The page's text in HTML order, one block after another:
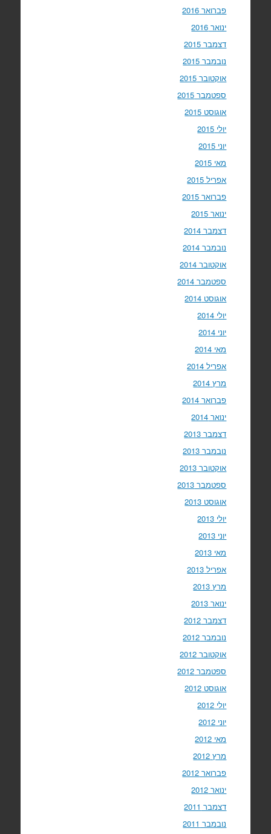
פברואר 2016
ינואר 2016
דצמבר 2015
נובמבר 2015
אוקטובר 2015
ספטמבר 2015
אוגוסט 2015
יולי 2015
יוני 2015
מאי 2015
אפריל 2015
פברואר 2015
ינואר 2015
דצמבר 2014
נובמבר 2014
אוקטובר 2014
ספטמבר 2014
אוגוסט 2014
יולי 2014
יוני 2014
מאי 2014
אפריל 2014
מרץ 2014
פברואר 2014
ינואר 2014
דצמבר 2013
נובמבר 2013
אוקטובר 2013
ספטמבר 2013
אוגוסט 2013
יולי 2013
יוני 2013
מאי 2013
אפריל 2013
מרץ 2013
ינואר 2013
דצמבר 2012
נובמבר 2012
אוקטובר 2012
ספטמבר 2012
אוגוסט 2012
יולי 2012
יוני 2012
מאי 2012
מרץ 2012
פברואר 2012
ינואר 2012
דצמבר 2011
נובמבר 2011